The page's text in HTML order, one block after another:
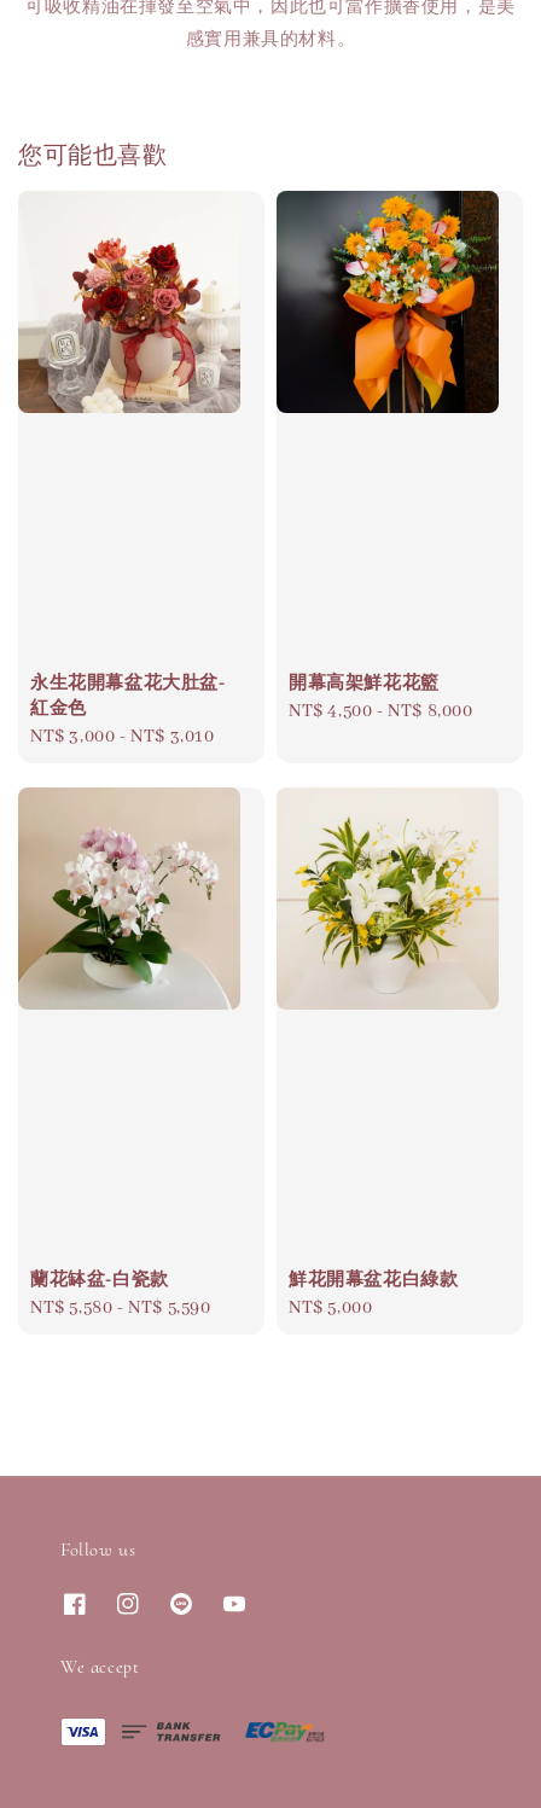
可吸收精油在揮發至空氣中，因此也可當作擴香使用，是美
感實用兼具的材料。
您可能也喜歡
永生花開幕盆花大肚盆-
紅金色
Regular
NT$ 3,000 -NT$ 3,010
開幕高架鮮花花籃
Regular
NT$ 4,500 -NT$ 8,000
蘭花缽盆-白瓷款
Regular
NT$ 5,580 -NT$ 5,590
鮮花開幕盆花白綠款
Regular
NT$ 5,000
Follow us
We accept